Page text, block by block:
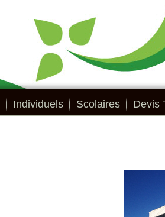
Individuels Scolaires Devis